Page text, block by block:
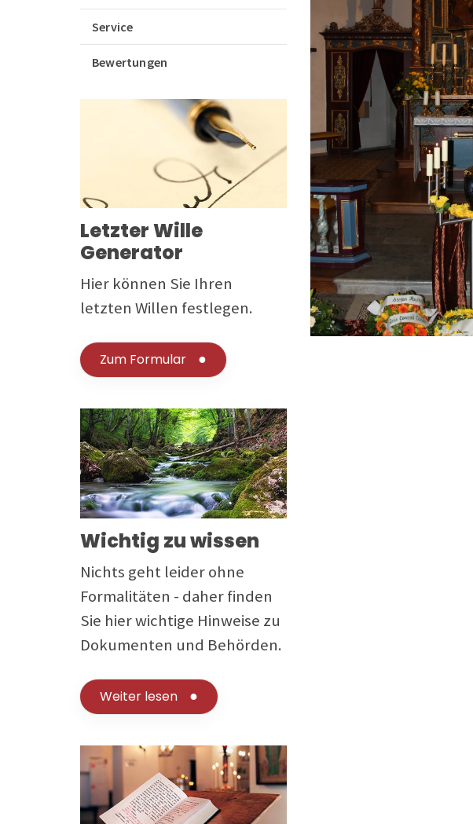
Service
Bewertungen
Letzter Wille
Generator
Hier können Sie Ihren
letzten Willen festlegen.
Zum Formular
Wichtig zu wissen
Nichts geht leider ohne
Formalitäten - daher finden
Sie hier wichtige Hinweise zu
Dokumenten und Behörden.
Weiter lesen